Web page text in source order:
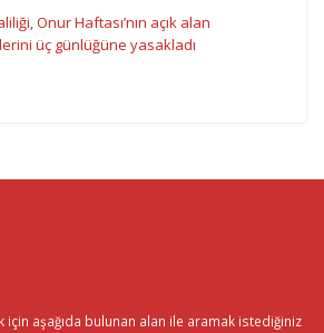
Onur Haftası’nın açık alan
üç günlüğüne yasakladı
için aşağıda bulunan alan ile aramak istediğiniz